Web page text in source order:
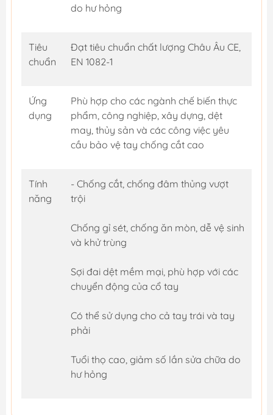
do hư hỏng
Tiêu
chuẩn
Đạt tiêu chuẩn chất lượng Châu Âu CE,
EN 1082-1
Ứng
dụng
Phù hợp cho các ngành chế biến thực
phẩm, công nghiệp, xây dựng, dệt
may, thủy sản và các công việc yêu
cầu bảo vệ tay chống cắt cao
Tính
năng
- Chống cắt, chống đâm thủng vượt
trội
Chống gỉ sét, chống ăn mòn, dễ vệ sinh
và khử trùng
Sợi đai dệt mềm mại, phù hợp với các
chuyển động của cổ tay
Có thể sử dụng cho cả tay trái và tay
phải
Tuổi thọ cao, giảm số lần sửa chữa do
hư hỏng